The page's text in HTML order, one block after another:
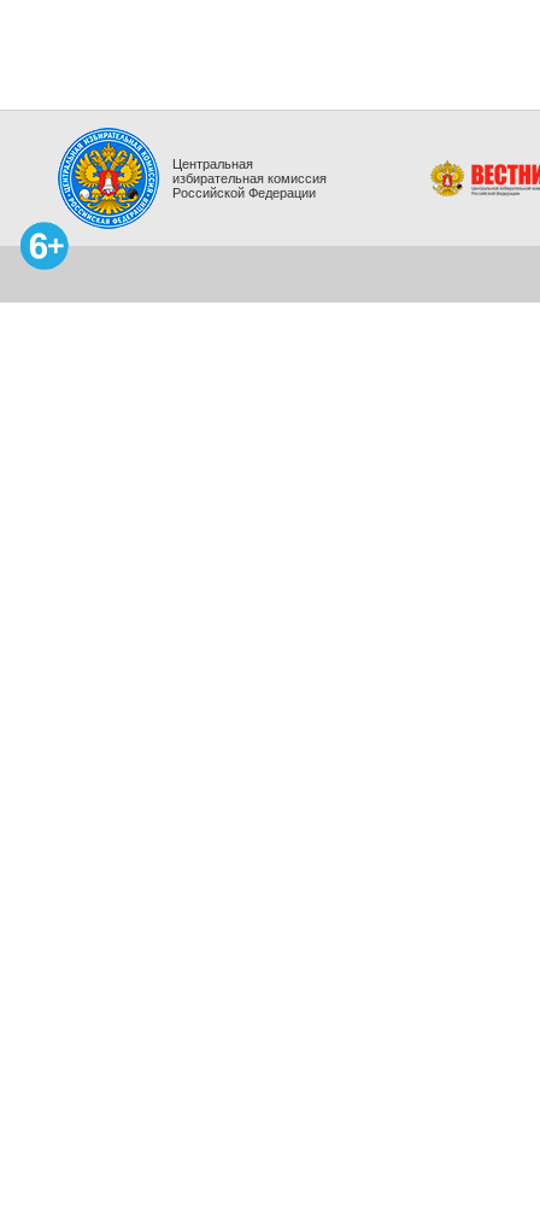
Центральная
избирательная комиссия
Российской Федерации